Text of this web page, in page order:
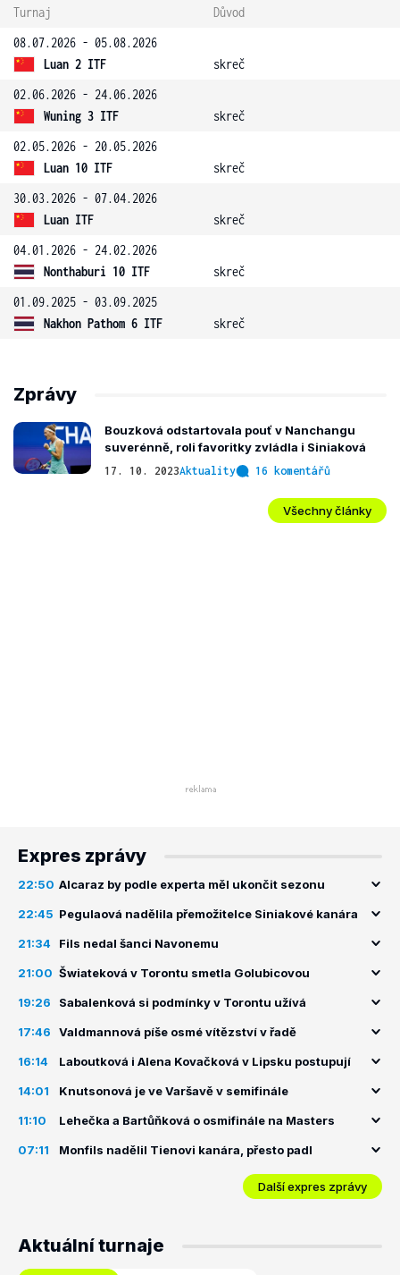
Turnaj
Důvod
08.07.2026 - 05.08.2026
Luan 2 ITF
skreč
02.06.2026 - 24.06.2026
Wuning 3 ITF
skreč
02.05.2026 - 20.05.2026
Luan 10 ITF
skreč
30.03.2026 - 07.04.2026
Luan ITF
skreč
04.01.2026 - 24.02.2026
Nonthaburi 10 ITF
skreč
01.09.2025 - 03.09.2025
Nakhon Pathom 6 ITF
skreč
Zprávy
Bouzková odstartovala pouť v Nanchangu
suverénně, roli favoritky zvládla i Siniaková
17. 10. 2023Aktuality 16 komentářů
Všechny články
Expres zprávy
22:50 Alcaraz by podle experta měl ukončit sezonu
22:45 Pegulaová nadělila přemožitelce Siniakové kanára
21:34 Fils nedal šanci Navonemu
21:00 Šwiateková v Torontu smetla Golubicovou
19:26 Sabalenková si podmínky v Torontu užívá
17:46 Valdmannová píše osmé vítězství v řadě
16:14 Laboutková i Alena Kovačková v Lipsku postupují
14:01 Knutsonová je ve Varšavě v semifinále
11:10 Lehečka a Bartůňková o osmifinále na Masters
07:11 Monfils nadělil Tienovi kanára, přesto padl
Další expres zprávy
Aktuální turnaje